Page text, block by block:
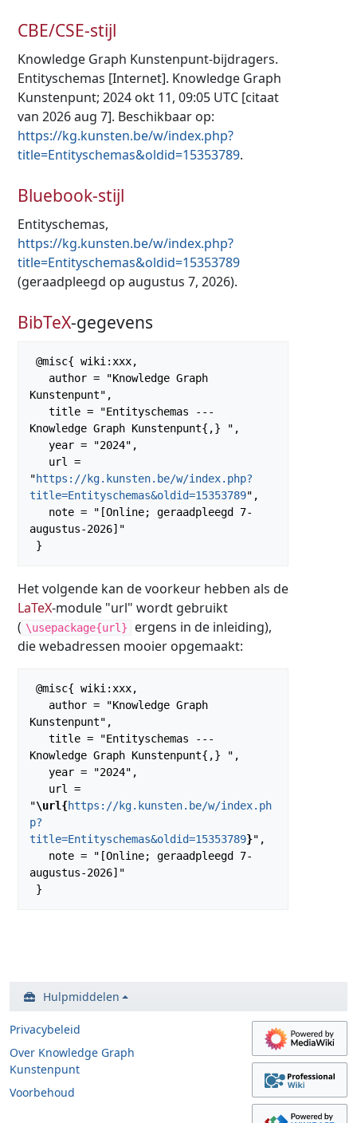
CBE/CSE-stijl
Knowledge Graph Kunstenpunt-bijdragers.
Entityschemas [Internet]. Knowledge Graph
Kunstenpunt; 2024 okt 11, 09:05 UTC [citaat
van 2026 aug 7]. Beschikbaar op:
https://kg.kunsten.be/w/index.php?
title=Entityschemas&oldid=15353789.
Bluebook-stijl
Entityschemas,
https://kg.kunsten.be/w/index.php?
title=Entityschemas&oldid=15353789
(geraadpleegd op augustus 7, 2026).
BibTeX-gegevens
Kunstenpunt",
Knowledge Graph Kunstenpunt{,} ",
"https://kg.kunsten.be/w/index.php?
title=Entityschemas&oldid=15353789",
augustus-2026]"
Het volgende kan de voorkeur hebben als de
LaTeX-module "url" wordt gebruikt
( \usepackage{url}
ergens in de inleiding),
die webadressen mooier opgemaakt:
Kunstenpunt",
Knowledge Graph Kunstenpunt{,} ",
"\url{https://kg.kunsten.be/w/index.ph
p?
title=Entityschemas&oldid=15353789}",
augustus-2026]"
Hulpmiddelen
Privacybeleid
Over Knowledge Graph
Kunstenpunt
Voorbehoud